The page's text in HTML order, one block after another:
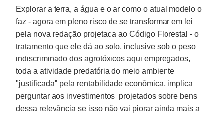
Explorar a terra, a água e o ar como o atual modelo o
faz - agora em pleno risco de se transformar em lei
pela nova redação projetada ao Código Florestal - o
tratamento que ele dá ao solo, inclusive sob o peso
indiscriminado dos agrotóxicos aqui empregados,
toda a atividade predatória do meio ambiente
"justificada" pela rentabilidade econômica, implica
perguntar aos investimentos projetados sobre bens
dessa relevância se isso não vai piorar ainda mais a